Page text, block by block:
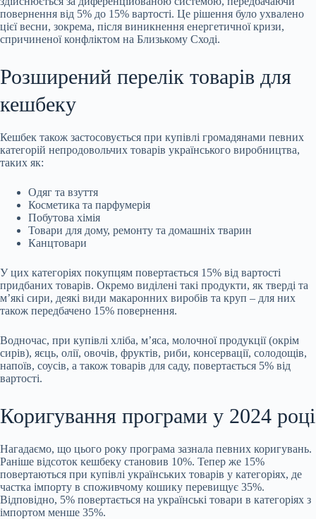
повернення від 5% до 15% вартості. Це рішення було ухвалено
цієї весни, зокрема, після виникнення енергетичної кризи,
спричиненої конфліктом на Близькому Сході.
Розширений перелік товарів для
кешбеку
Кешбек також застосовується при купівлі громадянами певних
категорій непродовольчих товарів українського виробництва,
таких як:
Одяг та взуття
Косметика та парфумерія
Побутова хімія
Товари для дому, ремонту та домашніх тварин
Канцтовари
У цих категоріях покупцям повертається 15% від вартості
придбаних товарів. Окремо виділені такі продукти, як тверді та
м’які сири, деякі види макаронних виробів та круп – для них
також передбачено 15% повернення.
Водночас, при купівлі хліба, м’яса, молочної продукції (окрім
сирів), яєць, олії, овочів, фруктів, риби, консервації, солодощів,
напоїв, соусів, а також товарів для саду, повертається 5% від
вартості.
Коригування програми у 2024 році
Нагадаємо, що цього року програма зазнала певних коригувань.
Раніше відсоток кешбеку становив 10%. Тепер же 15%
повертаються при купівлі українських товарів у категоріях, де
частка імпорту в споживчому кошику перевищує 35%.
Відповідно, 5% повертається на українські товари в категоріях з
імпортом менше 35%.